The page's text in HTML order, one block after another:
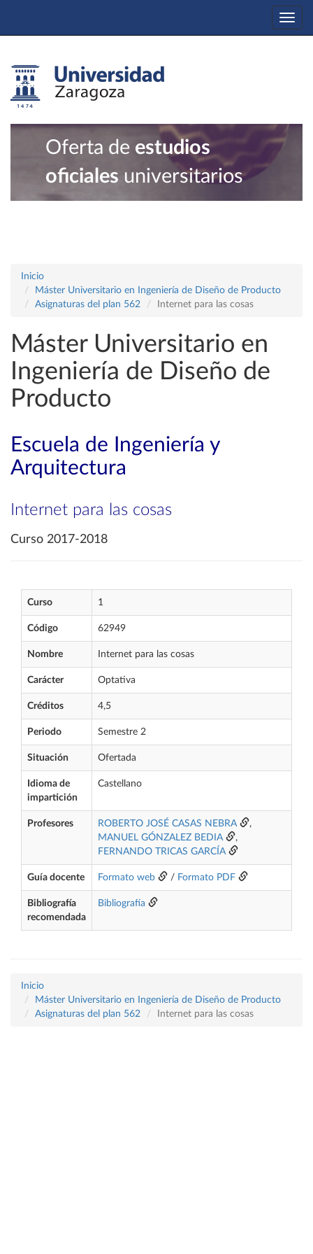
Oferta de estudios
oficiales universitarios
Inicio
Máster Universitario en Ingeniería de Diseño de Producto
Asignaturas del plan 562
Internet para las cosas
Máster Universitario en
Ingeniería de Diseño de
Producto
Escuela de Ingeniería y
Arquitectura
Internet para las cosas
Curso 2017-2018
Curso 1
Código 62949
Nombre Internet para las cosas
Carácter Optativa
Créditos 4,5
Periodo Semestre 2
Situación Ofertada
Idioma de
impartición
Castellano
Profesores ROBERTO JOSÉ CASAS NEBRA
,
MANUEL GÓNZALEZ BEDIA
,
FERNANDO TRICAS GARCÍA
Guía docente Formato web / Formato PDF
Bibliografía
recomendada
Bibliografía
Inicio
Máster Universitario en Ingeniería de Diseño de Producto
Asignaturas del plan 562
Internet para las cosas